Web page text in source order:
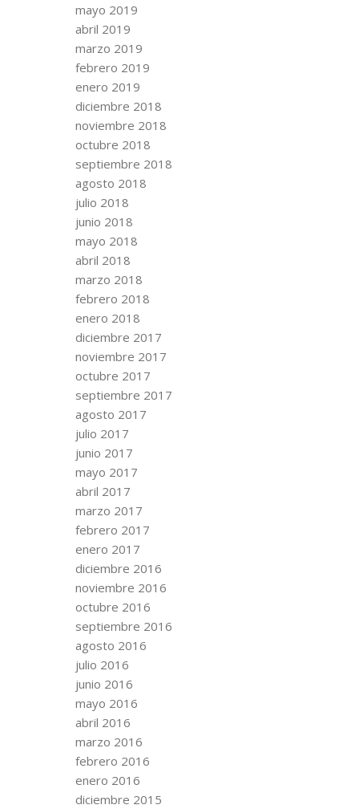
mayo 2019
abril 2019
marzo 2019
febrero 2019
enero 2019
diciembre 2018
noviembre 2018
octubre 2018
septiembre 2018
agosto 2018
julio 2018
junio 2018
mayo 2018
abril 2018
marzo 2018
febrero 2018
enero 2018
diciembre 2017
noviembre 2017
octubre 2017
septiembre 2017
agosto 2017
julio 2017
junio 2017
mayo 2017
abril 2017
marzo 2017
febrero 2017
enero 2017
diciembre 2016
noviembre 2016
octubre 2016
septiembre 2016
agosto 2016
julio 2016
junio 2016
mayo 2016
abril 2016
marzo 2016
febrero 2016
enero 2016
diciembre 2015